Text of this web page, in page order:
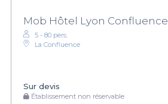
Mob Hôtel Lyon Confluence
5 - 80 pers.
La Confluence
Sur devis
Établissement non réservable